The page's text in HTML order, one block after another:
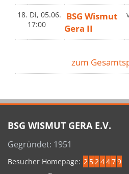
18. Di, 05.06.
17:00
BSG Wismut
Gera II
zum
BSG WISMUT GERA E.V.
Gegründet: 1951
Besucher Homepage: 2 524479